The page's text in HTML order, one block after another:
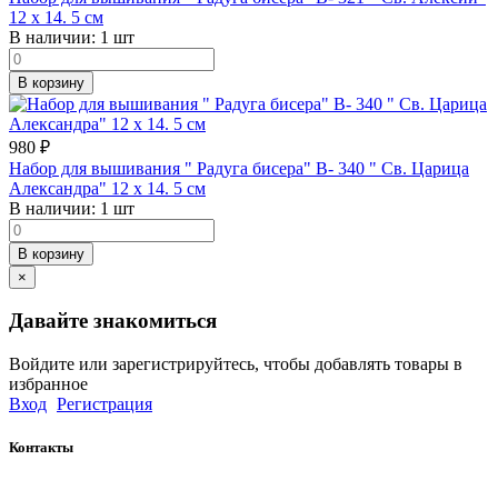
12 х 14. 5 см
В наличии: 1 шт
В корзину
980 ₽
Набор для вышивания " Радуга бисера" В- 340 " Св. Царица
Александра" 12 х 14. 5 см
В наличии: 1 шт
В корзину
×
Давайте знакомиться
Войдите или зарегистрируйтесь, чтобы добавлять товары в
избранное
Вход Регистрация
Контакты